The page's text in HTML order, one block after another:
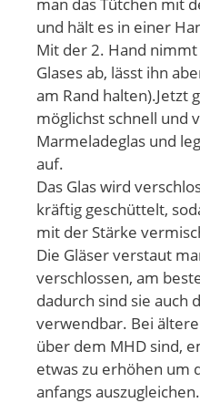
und hält es in einer
Mit der 2. Hand
Glases ab, lässt ihn
am Rand halten).Jetzt
möglichst schnell und
Marmeladeglas und
auf.
Das Glas wird
kräftig geschüttelt,
mit der Stärke
Die Gläser verstaut
verschlossen, am
dadurch sind sie auch
verwendbar. Bei
über dem MHD sind,
etwas zu erhöhen um
anfangs auszugleichen.